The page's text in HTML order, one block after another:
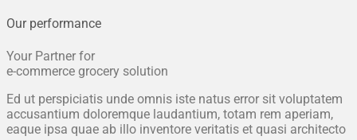
Our performance
Your Partner for
e-commerce grocery solution
Ed ut perspiciatis unde omnis iste natus error sit voluptatem
accusantium doloremque laudantium, totam rem aperiam,
eaque ipsa quae ab illo inventore veritatis et quasi architecto